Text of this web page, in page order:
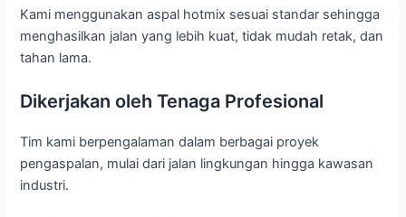
Kami menggunakan aspal hotmix sesuai standar sehingga
menghasilkan jalan yang lebih kuat, tidak mudah retak, dan
tahan lama.
Dikerjakan oleh Tenaga Profesional
Tim kami berpengalaman dalam berbagai proyek
pengaspalan, mulai dari jalan lingkungan hingga kawasan
industri.